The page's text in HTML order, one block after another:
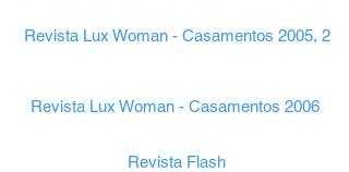
Revista Lux Woman - Casamentos 2005, 2
Revista Lux Woman - Casamentos 2006
Revista Flash